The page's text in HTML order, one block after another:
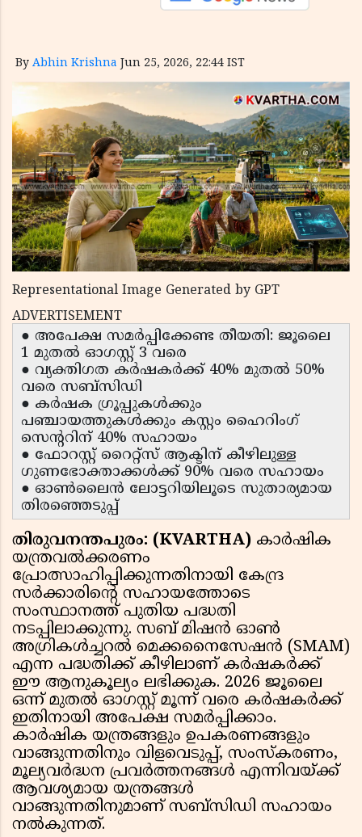
By Abhin Krishna Jun 25, 2026, 22:44 IST
Representational Image Generated by GPT
ADVERTISEMENT
● അപേക്ഷ സമർപ്പിക്കേണ്ട തീയതി: ജൂലൈ
1 മുതൽ ഓഗസ്റ്റ് 3 വരെ
● വ്യക്തിഗത കർഷകർക്ക് 40% മുതൽ 50%
വരെ സബ്സിഡി
● കർഷക ഗ്രൂപ്പുകൾക്കും
പഞ്ചായത്തുകൾക്കും കസ്റ്റം ഹൈറിംഗ്
സെൻ്ററിന് 40% സഹായം
● ഫോറസ്റ്റ് റൈറ്റ്സ് ആക്ടിന് കീഴിലുള്ള
ഗുണഭോക്താക്കൾക്ക് 90% വരെ സഹായം
● ഓൺലൈൻ ലോട്ടറിയിലൂടെ സുതാര്യമായ
തിരഞ്ഞെടുപ്പ്
തിരുവനന്തപുരം: (KVARTHA) കാർഷിക
യന്ത്രവൽക്കരണം
പ്രോത്സാഹിപ്പിക്കുന്നതിനായി കേന്ദ്ര
സർക്കാരിൻ്റെ സഹായത്തോടെ
സംസ്ഥാനത്ത് പുതിയ പദ്ധതി
നടപ്പിലാക്കുന്നു. സബ് മിഷൻ ഓൺ
അഗ്രികൾച്ചറൽ മെക്കനൈസേഷൻ (SMAM)
എന്ന പദ്ധതിക്ക് കീഴിലാണ് കർഷകർക്ക്
ഈ ആനുകൂല്യം ലഭിക്കുക. 2026 ജൂലൈ
ഒന്ന് മുതൽ ഓഗസ്റ്റ് മൂന്ന് വരെ കർഷകർക്ക്
ഇതിനായി അപേക്ഷ സമർപ്പിക്കാം.
കാർഷിക യന്ത്രങ്ങളും ഉപകരണങ്ങളും
വാങ്ങുന്നതിനും വിളവെടുപ്പ്, സംസ്കരണം,
മൂല്യവർദ്ധന പ്രവർത്തനങ്ങൾ എന്നിവയ്ക്ക്
ആവശ്യമായ യന്ത്രങ്ങൾ
വാങ്ങുന്നതിനുമാണ് സബ്സിഡി സഹായം
നൽകുന്നത്.